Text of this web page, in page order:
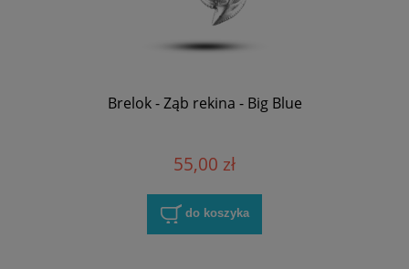
Brelok - Ząb rekina - Big Blue
55,00 zł
do koszyka